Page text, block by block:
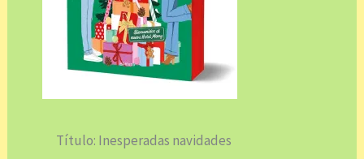
Título: Inesperadas navidades